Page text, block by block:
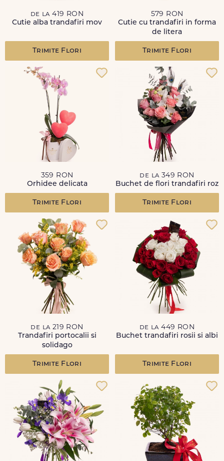
de la 419 RON
Cutie alba trandafiri mov
Trimite Flori
579 RON
Cutie cu trandafiri in forma
de litera
Trimite Flori
359 RON
Orhidee delicata
Trimite Flori
de la 349 RON
Buchet de flori trandafiri roz
Trimite Flori
de la 219 RON
Trandafiri portocalii si
solidago
Trimite Flori
de la 449 RON
Buchet trandafiri rosii si albi
Trimite Flori